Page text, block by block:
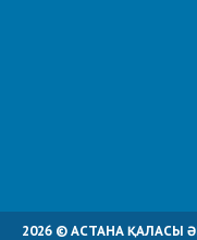
2026 © АСТАНА ҚАЛАСЫ